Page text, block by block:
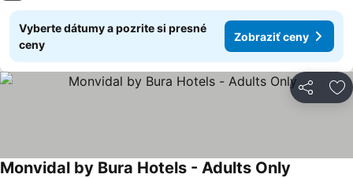
Vyberte dátumy a pozrite si presné
ceny
Zobraziť ceny
Zdieľať
Monvidal by Bura Hotels - Adults Only